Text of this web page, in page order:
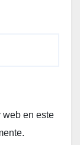
web en este